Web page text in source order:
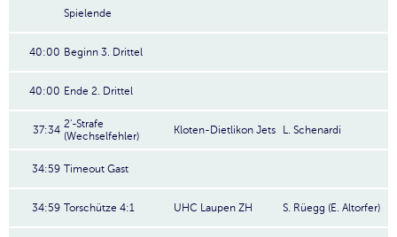
Spielende
40:00 Beginn 3. Drittel
40:00 Ende 2. Drittel
37:34 2'-Strafe
(Wechselfehler)
Kloten-Dietlikon Jets L. Schenardi
34:59 Timeout Gast
34:59 Torschütze 4:1 UHC Laupen ZH S. Rüegg (E. Altorfer)